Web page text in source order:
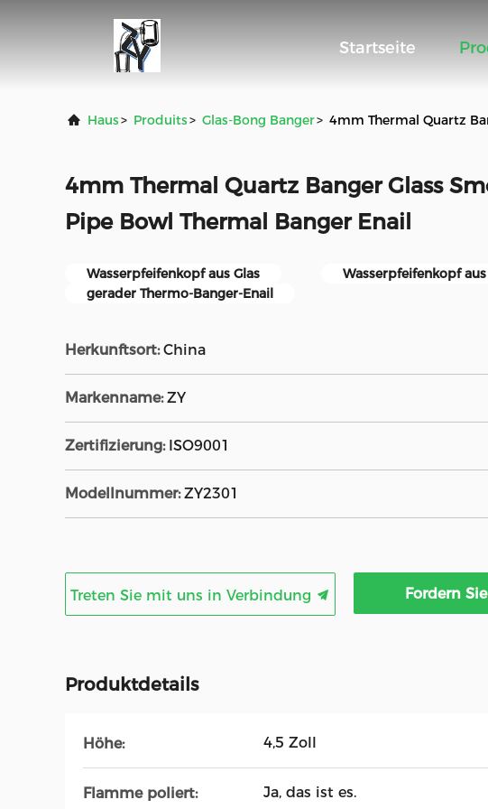
Startseite
Haus> Produits> Glas-Bong Banger> 4mm Thermal Quartz
4mm Thermal Quartz Banger Glass
Pipe Bowl Thermal Banger Enail
Wasserpfeifenkopf aus Glas
Wasserpfeifenkopf aus
gerader Thermo-Banger-Enail
Herkunftsort: China
Markenname: ZY
Zertifizierung: ISO9001
Modellnummer: ZY2301
Treten Sie mit uns in Verbindung Fordern
Produktdetails
Höhe: 4,5 Zoll
Flamme poliert: Ja, das ist es.